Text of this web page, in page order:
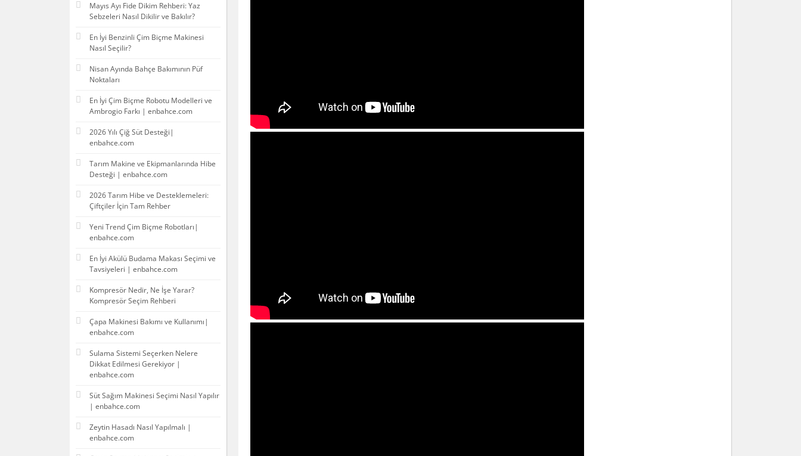
Mayıs Ayı Fide Dikim Rehberi: Yaz
Sebzeleri Nasıl Dikilir ve Bakılır?
En İyi Benzinli Çim Biçme Makinesi
Nasıl Seçilir?
Nisan Ayında Bahçe Bakımının Püf
Noktaları
En İyi Çim Biçme Robotu Modelleri ve
Ambrogio Farkı | enbahce.com
2026 Yılı Çiğ Süt Desteği|
enbahce.com
Tarım Makine ve Ekipmanlarında Hibe
Desteği | enbahce.com
2026 Tarım Hibe ve Desteklemeleri:
Çiftçiler İçin Tam Rehber
Yeni Trend Çim Biçme Robotları|
enbahce.com
En İyi Akülü Budama Makası Seçimi ve
Tavsiyeleri | enbahce.com
Kompresör Nedir, Ne İşe Yarar?
Kompresör Seçim Rehberi
Çapa Makinesi Bakımı ve Kullanımı|
enbahce.com
Sulama Sistemi Seçerken Nelere
Dikkat Edilmesi Gerekiyor |
enbahce.com
Süt Sağım Makinesi Seçimi Nasıl Yapılır
| enbahce.com
Zeytin Hasadı Nasıl Yapılmalı |
enbahce.com